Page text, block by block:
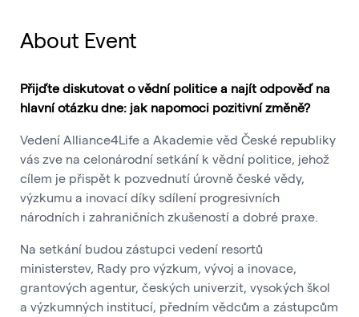
About Event
Přijďte diskutovat o vědní politice a najít odpověď na
hlavní otázku dne: jak napomoci pozitivní změně?
Vedení Alliance4Life a Akademie věd České republiky
vás zve na celonárodní setkání k vědní politice, jehož
cílem je přispět k pozvednutí úrovně české vědy,
výzkumu a inovací díky sdílení progresivních
národních i zahraničních zkušeností a dobré praxe.
Na setkání budou zástupci vedení resortů
ministerstev, Rady pro výzkum, vývoj a inovace,
grantových agentur, českých univerzit, vysokých škol
a výzkumných institucí, předním vědcům a zástupcům